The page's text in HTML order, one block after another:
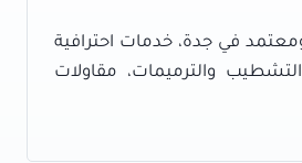
في جدة، خدمات احترافية
والترميمات، مقاولات